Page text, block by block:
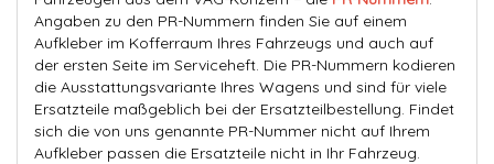
Angaben zu den PR-Nummern finden Sie auf einem
Aufkleber im Kofferraum Ihres Fahrzeugs und auch auf
der ersten Seite im Serviceheft. Die PR-Nummern kodieren
die Ausstattungsvariante Ihres Wagens und sind für viele
Ersatzteile maßgeblich bei der Ersatzteilbestellung. Findet
sich die von uns genannte PR-Nummer nicht auf Ihrem
Aufkleber passen die Ersatzteile nicht in Ihr Fahrzeug.